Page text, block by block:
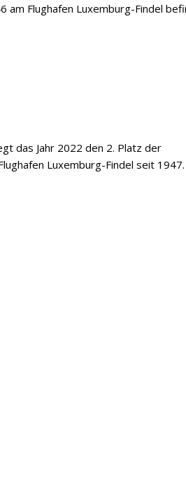
Flughafen Luxemburg-Findel
das Jahr 2022 den 2. Platz der
Luxemburg-Findel seit 1947.